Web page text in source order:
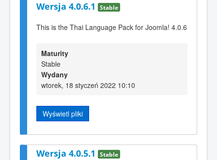
Wersja 4.0.6.1 Stable
This is the Thai Language Pack for Joomla! 4.0.6
Maturity
Stable
Wydany
wtorek, 18 styczeń 2022 10:10
Wyświetl pliki
Wersja 4.0.5.1 Stable